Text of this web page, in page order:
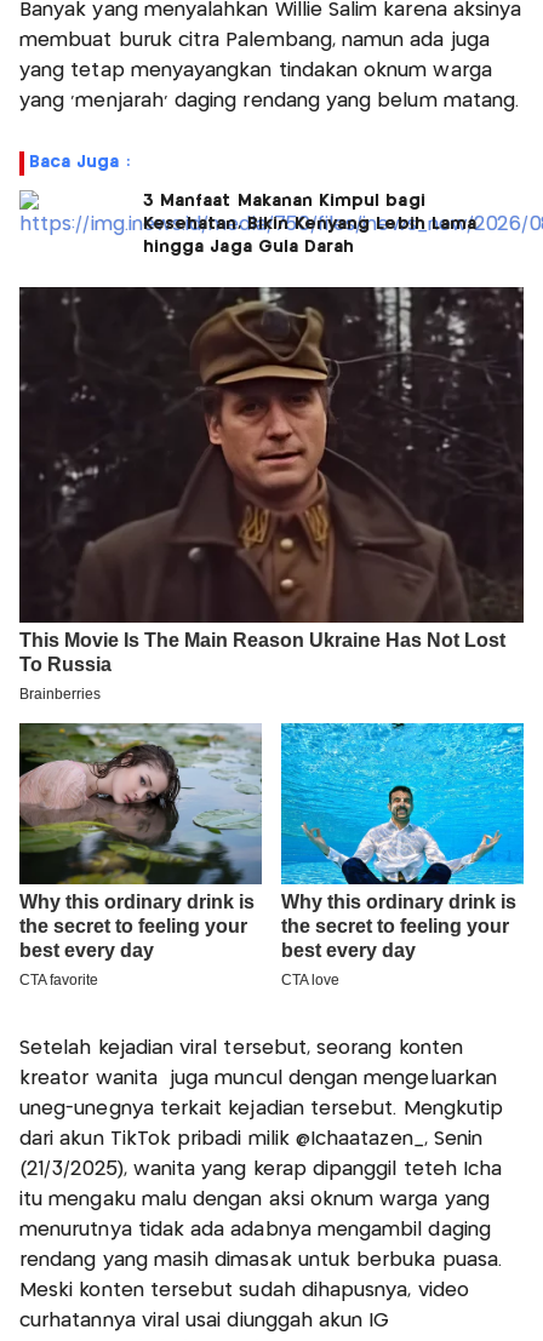
Banyak yang menyalahkan Willie Salim karena aksinya
membuat buruk citra Palembang, namun ada juga
yang tetap menyayangkan tindakan oknum warga
yang ‘menjarah’ daging rendang yang belum matang.
Baca Juga :
3 Manfaat Makanan Kimpul bagi
Kesehatan, Bikin Kenyang Lebih Lama
hingga Jaga Gula Darah
Setelah kejadian viral tersebut, seorang konten
kreator wanita juga muncul dengan mengeluarkan
uneg-unegnya terkait kejadian tersebut. Mengkutip
dari akun TikTok pribadi milik @Ichaatazen_, Senin
(21/3/2025), wanita yang kerap dipanggil teteh Icha
itu mengaku malu dengan aksi oknum warga yang
menurutnya tidak ada adabnya mengambil daging
rendang yang masih dimasak untuk berbuka puasa.
Meski konten tersebut sudah dihapusnya, video
curhatannya viral usai diunggah akun IG